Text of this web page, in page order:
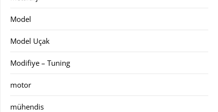
Model
Model Uçak
Modifiye – Tuning
motor
mühendis